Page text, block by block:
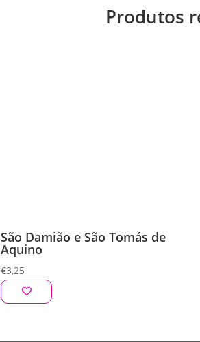
Produtos
São Damião e São Tomás de
Aquino
€3,25